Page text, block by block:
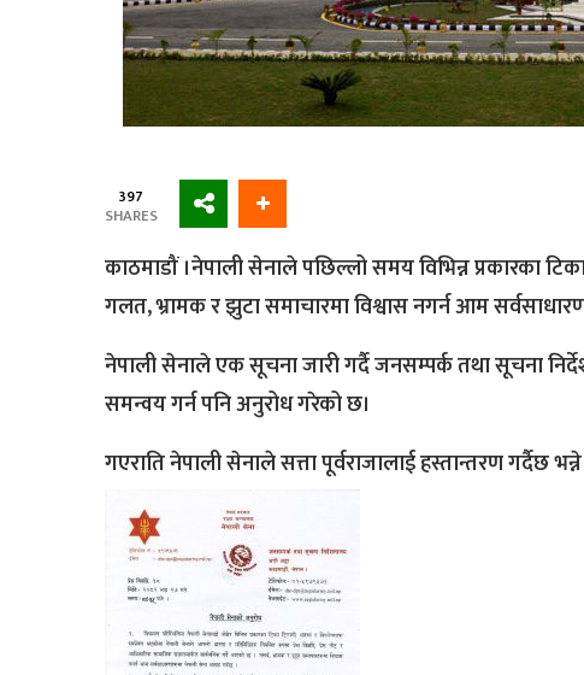
397
SHARES
काठमाडौं ।नेपाली सेनाले पछिल्लो समय विभिन्न प्रकारका
गलत, भ्रामक र झुटा समाचारमा विश्वास नगर्न आम
नेपाली सेनाले एक सूचना जारी गर्दै जनसम्पर्क तथा सूचना
समन्वय गर्न पनि अनुरोध गरेको छ।
गएराति नेपाली सेनाले सत्ता पूर्वराजालाई हस्तान्तरण गर्दैछ